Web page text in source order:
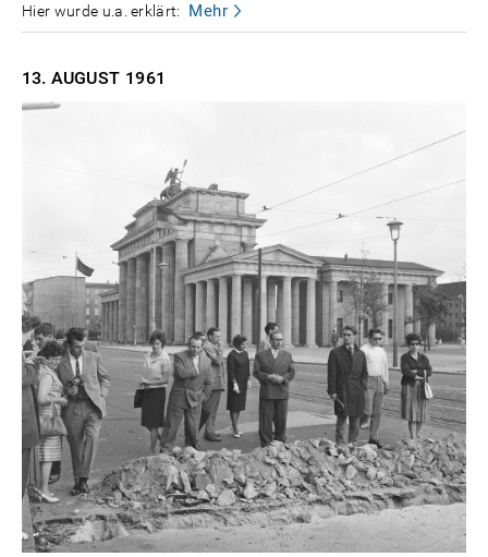
Hier wurde u.a. erklärt:
Mehr
13. AUGUST 1961